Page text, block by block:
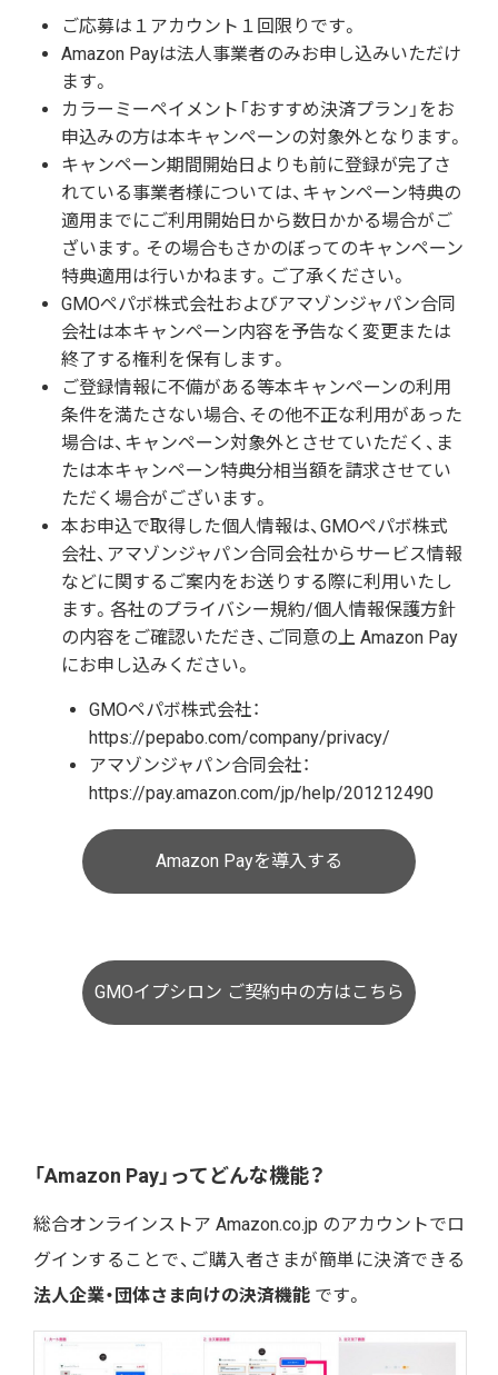
ご応募は１アカウント１回限りです。
Amazon Payは法人事業者のみお申し込みいただけ
ます。
カラーミーペイメント「おすすめ決済プラン」をお
申込みの方は本キャンペーンの対象外となります。
キャンペーン期間開始日よりも前に登録が完了さ
れている事業者様については、キャンペーン特典の
適用までにご利用開始日から数日かかる場合がご
ざいます。その場合もさかのぼってのキャンペーン
特典適用は行いかねます。ご了承ください。
GMOペパボ株式会社およびアマゾンジャパン合同
会社は本キャンペーン内容を予告なく変更または
終了する権利を保有します。
ご登録情報に不備がある等本キャンペーンの利用
条件を満たさない場合、その他不正な利用があった
場合は、キャンペーン対象外とさせていただく、ま
たは本キャンペーン特典分相当額を請求させてい
ただく場合がございます。
本お申込で取得した個人情報は、GMOペパボ株式
会社、アマゾンジャパン合同会社からサービス情報
などに関するご案内をお送りする際に利用いたし
ます。各社のプライバシー規約/個人情報保護方針
の内容をご確認いただき、ご同意の上 Amazon Pay
にお申し込みください。
GMOペパボ株式会社：
https://pepabo.com/company/privacy/
アマゾンジャパン合同会社：
https://pay.amazon.com/jp/help/201212490
Amazon Payを導入する
GMOイプシロン ご契約中の方はこちら
「Amazon Pay」ってどんな機能？
総合オンラインストア Amazon.co.jp のアカウントでロ
グインすることで、ご購入者さまが簡単に決済できる
法人企業・団体さま向けの決済機能 です。